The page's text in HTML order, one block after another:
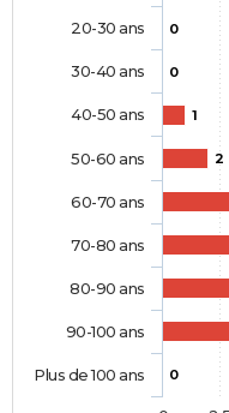
0
0
1
2
0
20-30 ans
30-40 ans
40-50 ans
50-60 ans
60-70 ans
70-80 ans
80-90 ans
90-100 ans
Plus de 100 ans